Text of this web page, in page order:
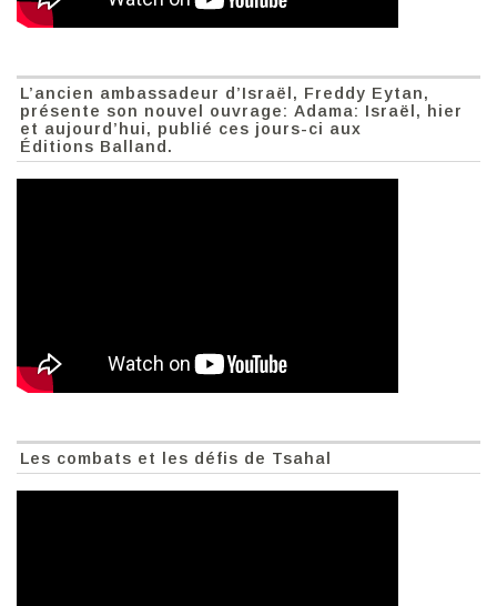
L’ancien ambassadeur d’Israël, Freddy Eytan,
présente son nouvel ouvrage: Adama: Israël, hier
et aujourd’hui, publié ces jours-ci aux
Éditions Balland.
Les combats et les défis de Tsahal